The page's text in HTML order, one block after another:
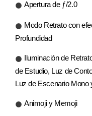
Apertura de ƒ/2.0
Modo Retrato con
Profundidad
Iluminación de
de Estudio, Luz de
Luz de Escenario
Animoji y Memoji